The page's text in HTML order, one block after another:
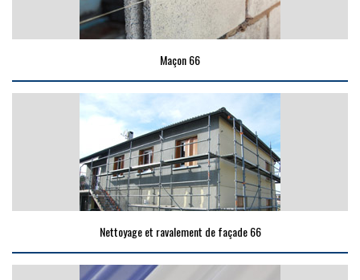
Maçon 66
Nettoyage et ravalement de façade 66